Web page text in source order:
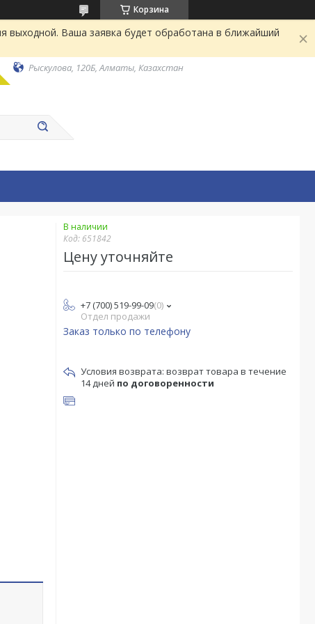
Корзина
выходной. Ваша заявка будет обработана в ближайший
Рыскулова, 120Б, Алматы, Казахстан
В наличии
Код: 651842
Цену уточняйте
+7 (700) 519-99-09 0
Отдел продажи
Заказ только по телефону
возврат товара в течение
14 дней по договоренности